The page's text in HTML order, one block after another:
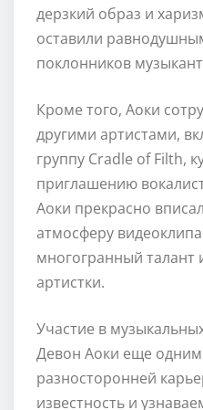
дерзкий образ и
оставили
поклонников
Кроме того, Аоки
другими артистами,
группу Cradle of Filth,
приглашению
Аоки прекрасно
атмосферу
многогранный талант
артистки.
Участие в
Девон Аоки еще одним
разносторонней
известность и